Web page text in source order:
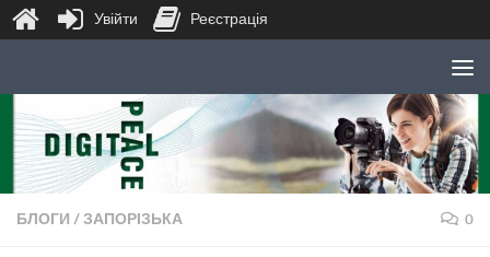
Skip to content
БЛОГИ /ЗАПОРІЗЬКА 0
Увійти Реєстрація